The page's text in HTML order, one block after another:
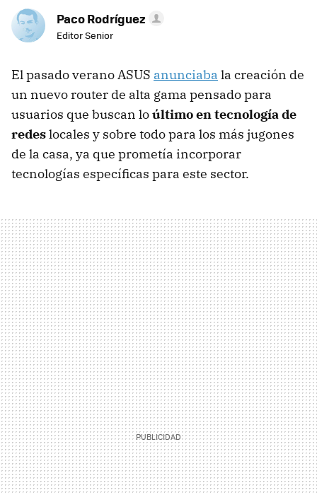
Paco Rodríguez
Editor Senior
El pasado verano ASUS anunciaba la creación de
un nuevo router de alta gama pensado para
usuarios que buscan loúltimo en tecnología de
redeslocales y sobre todo para los más jugones
de la casa, ya que prometía incorporar
tecnologías específicas para este sector.